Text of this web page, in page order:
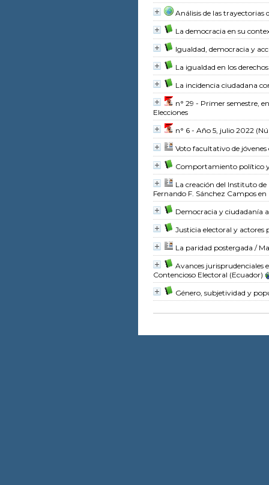
Análisis de las trayectorias
La democracia en su
Igualdad, democracia y
La igualdad en los derechos
La incidencia ciudadana
n° 29 - Primer semestre,
Elecciones
n° 6 - Año 5, julio 2022
Voto facultativo de jóvenes
Comportamiento político
La creación del Instituto
Fernando F. Sánchez Campos en
Democracia y ciudadanía
Justicia electoral y actores
La paridad postergada /
Avances jurisprudenciales
Contencioso Electoral (Ecuador)
Género, subjetividad y